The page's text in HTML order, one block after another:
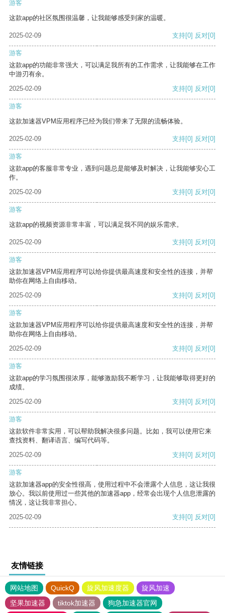
游客
这款app的社区氛围很温馨，让我能够感受到家的温暖。
2025-02-09 支持[0] 反对[0]
游客
这款app的功能非常强大，可以满足我所有的工作需求，让我能够在工作
中游刃有余。
2025-02-09
支持[0] 反对[0]
游客
这款加速器VPM应用程序已经为我们带来了无限的流畅体验。
2025-02-09 支持[0] 反对[0]
游客
这款app的客服非常专业，遇到问题总是能够及时解决，让我能够安心工
作。
2025-02-09
支持[0] 反对[0]
游客
这款app的视频资源非常丰富，可以满足我不同的娱乐需求。
2025-02-09 支持[0] 反对[0]
游客
这款加速器VPM应用程序可以给你提供最高速度和安全性的连接，并帮
助你在网络上自由移动。
2025-02-09
支持[0] 反对[0]
游客
这款加速器VPM应用程序可以给你提供最高速度和安全性的连接，并帮
助你在网络上自由移动。
2025-02-09
支持[0] 反对[0]
游客
这款app的学习氛围很浓厚，能够激励我不断学习，让我能够取得更好的
成绩。
2025-02-09
支持[0] 反对[0]
游客
这款软件非常实用，可以帮助我解决很多问题。比如，我可以使用它来
查找资料、翻译语言、编写代码等。
2025-02-09
支持[0] 反对[0]
游客
这款加速器app的安全性很高，使用过程中不会泄露个人信息，这让我很
放心。我以前使用过一些其他的加速器app，经常会出现个人信息泄露的
情况，这让我非常担心。
2025-02-09
支持[0] 反对[0]
友情链接
网站地图 QuickQ 旋风加速度器
旋风加速
坚果加速器
tiktok加速器 狗急加速器官网